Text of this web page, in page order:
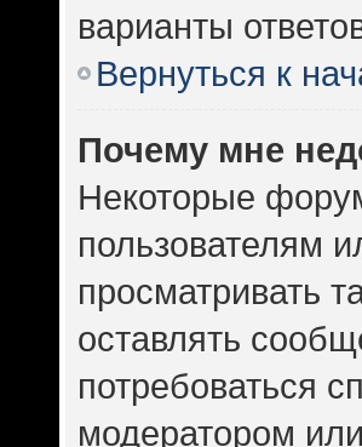
варианты
Вернуться к
Почему мне
Некоторые
пользователям
просматривать
оставлять
потребоваться
модератором